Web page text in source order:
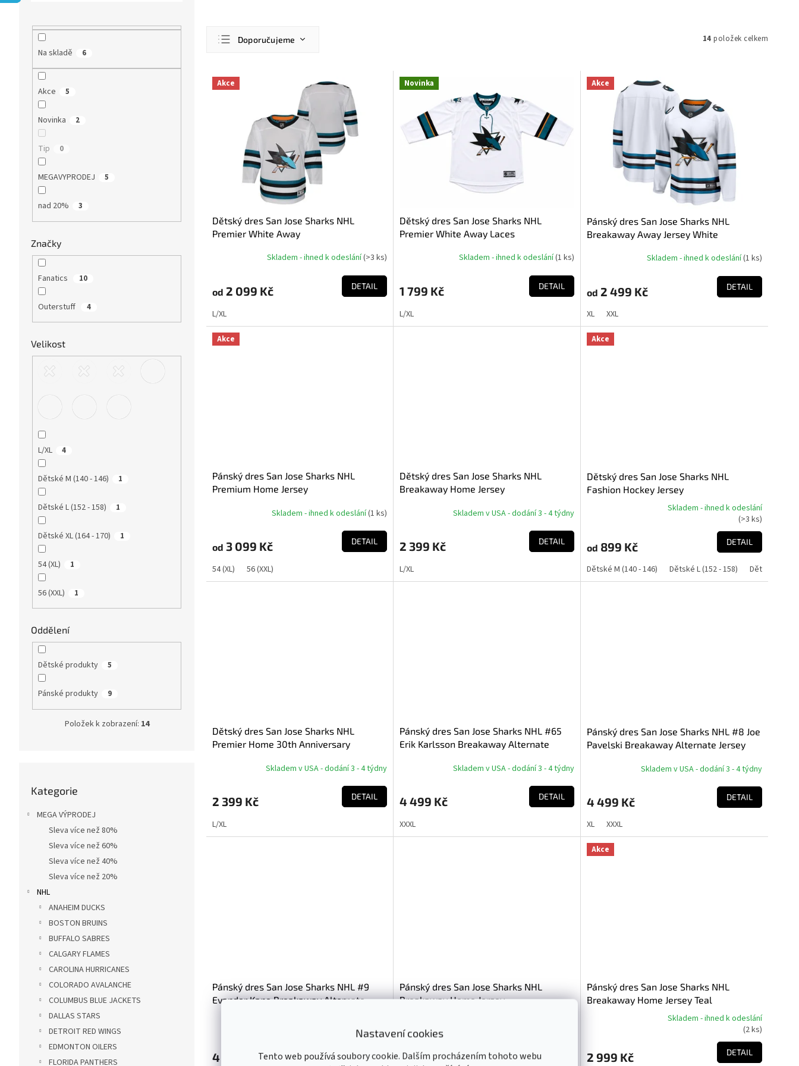
Nastavení cookies
Tento web používá soubory cookie. Dalším procházením tohoto webu
r
Na skladě 6
Akce 5
Novinka 2
Tip 0
MEGAVYPRODEJ 5
nad 20% 3
Značky
Fanatics 10
Outerstuff 4
Velikost
L/XL 4
Dětské M (140 - 146) 1
Dětské L (152 - 158) 1
Dětské XL (164 - 170) 1
54 (XL) 1
56 (XXL) 1
Oddělení
Dětské produkty 5
Pánské produkty 9
Položek k zobrazení: 14
kategorie
Kategorie
MEGA VÝPRODEJ
Sleva více než 80%
Sleva více než 60%
Sleva více než 40%
Sleva více než 20%
NHL
ANAHEIM DUCKS
BOSTON BRUINS
BUFFALO SABRES
CALGARY FLAMES
CAROLINA HURRICANES
COLORADO AVALANCHE
COLUMBUS BLUE JACKETS
DALLAS STARS
DETROIT RED WINGS
EDMONTON OILERS
FLORIDA PANTHERS
Doporučujeme
Nejprodávanější
Abecedně
14 položek celkem
V Akce
Dětský dres San Jose Sharks NHL
Premier White Away
Skladem - ihned k odeslání(>3 ks)
od 2 099 Kč DETAIL
L/XL
Novinka
Dětský dres San Jose Sharks NHL
Premier White Away Laces
Skladem - ihned k odeslání(1 ks)
1 799 Kč DETAIL
L/XL
Akce
Pánský dres San Jose Sharks NHL
Breakaway Away Jersey White
Skladem - ihned k odeslání(1 ks)
od 2 499 Kč DETAIL
XL XXL
Akce
Pánský dres San Jose Sharks NHL
Premium Home Jersey
Skladem - ihned k odeslání(1 ks)
od 3 099 Kč DETAIL
54 (XL) 56 (XXL)
Dětský dres San Jose Sharks NHL
Breakaway Home Jersey
Skladem v USA - dodání 3 - 4 týdny
2 399 Kč DETAIL
L/XL
Akce
Dětský dres San Jose Sharks NHL
Fashion Hockey Jersey
je
z
5
Skladem - ihned k odeslání
(>3 ks)
od 899 Kč DETAIL
Dětské M (140 - 146) Dětské L (152 - 158) Dětské XL
Dětský dres San Jose Sharks NHL
Premier Home 30th Anniversary
Skladem v USA - dodání 3 - 4 týdny
2 399 Kč DETAIL
L/XL
Pánský dres San Jose Sharks NHL #65
Erik Karlsson Breakaway Alternate
Skladem v USA - dodání 3 - 4 týdny
4 499 Kč DETAIL
XXXL
Pánský dres San Jose Sharks NHL #8 Joe
Pavelski Breakaway Alternate Jersey
Skladem v USA - dodání 3 - 4 týdny
4 499 Kč DETAIL
XL XXXL
Pánský dres San Jose Sharks NHL #9
Evander Kane Breakaway Alternate
4 499 Kč DETAIL
Pánský dres San Jose Sharks NHL
Breakaway Home Jersey
3 299 Kč DETAIL
Akce
Pánský dres San Jose Sharks NHL
Breakaway Home Jersey Teal
je
Skladem - ihned k odeslání
(2 ks)
2 999 Kč DETAIL